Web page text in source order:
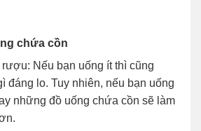
chứa cồn
Nếu bạn uống ít thì cũng
đáng lo. Tuy nhiên, nếu bạn uống
những đồ uống chứa cồn sẽ làm